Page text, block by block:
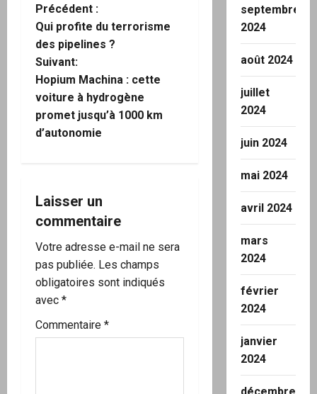
N
a
v
i
g
t
i
o
n
d
’
Précédent :
Qui profite du terrorisme
des pipelines ?
Suivant:
Hopium Machina : cette
voiture à hydrogène
promet jusqu’à 1000 km
d’autonomie
Laisser un
commentaire
Votre adresse e-mail ne sera
pas publiée. Les champs
obligatoires sont indiqués
avec *
Commentaire *
septembre
2024
août 2024
juillet
2024
juin 2024
mai 2024
avril 2024
mars
2024
février
2024
janvier
2024